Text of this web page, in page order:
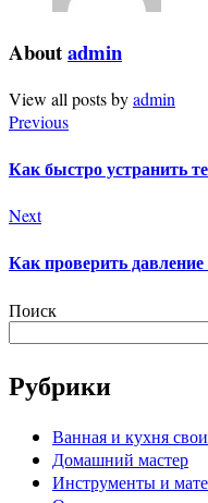
Aboutadmin
View all posts byadmin
Previous
Как быстро устранить
Next
Как проверить
Поиск
Рубрики
Ванная и кухня
Домашний мастер
Инструменты и